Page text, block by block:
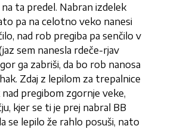
ta predel. Nabran izdelek
pa na celotno veko nanesi
nad rob pregiba pa senčilo v
sem nanesla rdeče-rjav
ga zabriši, da bo rob nanosa
Zdaj z lepilom za trepalnice
pregibom zgornje veke,
kjer se ti je prej nabral BB
se lepilo že rahlo posuši, nato